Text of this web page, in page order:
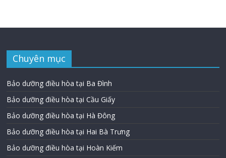
Chuyên mục
Bảo dưỡng điều hòa tại Ba Đình
Bảo dưỡng điều hòa tại Cầu Giấy
Bảo dưỡng điều hòa tại Hà Đông
Bảo dưỡng điều hòa tại Hai Bà Trưng
Bảo dưỡng điều hòa tại Hoàn Kiếm